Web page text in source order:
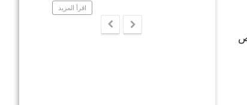
اقرأ المزيد